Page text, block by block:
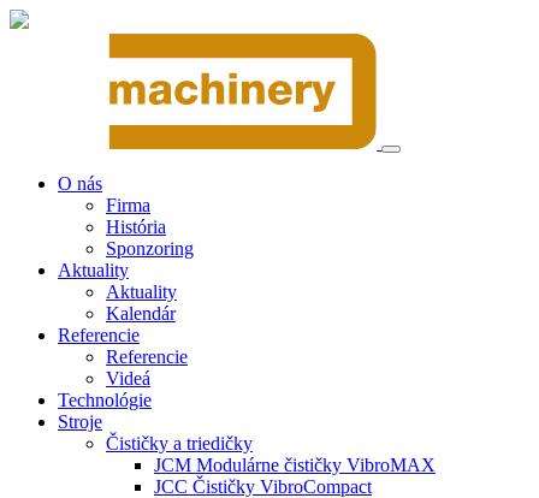
O nás
Firma
História
Sponzoring
Aktuality
Aktuality
Kalendár
Referencie
Referencie
Videá
Technológie
Stroje
Čističky a triedičky
JCM Modulárne čističky VibroMAX
JCC Čističky VibroCompact